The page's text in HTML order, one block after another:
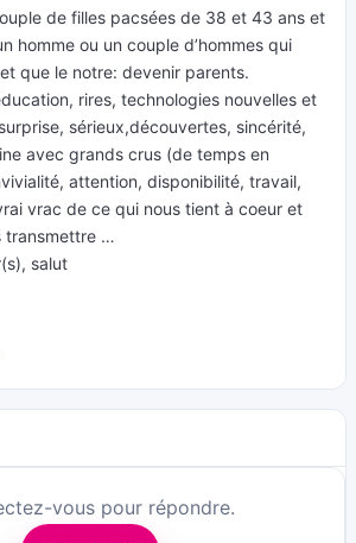
de filles pacsées de 38 et 43 ans et
homme ou un couple d’hommes qui
que le notre: devenir parents.
rires, technologies nouvelles et
sérieux,découvertes, sincérité,
avec grands crus (de temps en
attention, disponibilité, travail,
vrac de ce qui nous tient à coeur et
transmettre …
salut
vous pour répondre.